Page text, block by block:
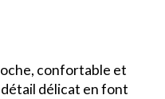
confortable et
délicat en font